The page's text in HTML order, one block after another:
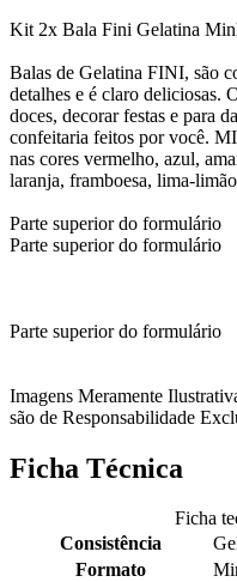
Kit 2x Bala Fini Gelatina
Balas de Gelatina FINI, são
detalhes e é claro deliciosas.
doces, decorar festas e para
confeitaria feitos por você.
nas cores vermelho, azul,
laranja, framboesa, lima-
Parte superior do formulário
Parte superior do formulário
Parte superior do formulário
Imagens Meramente
são de Responsabilidade
Ficha Técnica
Ficha
Consistência
Formato